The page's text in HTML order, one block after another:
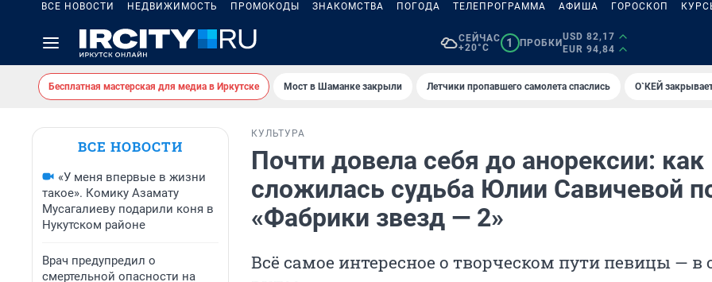
ВСЕ НОВОСТИ НЕДВИЖИМОСТЬ ПРОМОКОДЫ ЗНАКОМСТВА ПОГОДА ТЕЛЕПРОГРАММА АФИША ГОРОСКОП
СЕЙЧАС
+20°C
1 ПРОБКИ
USD 82,17
EUR 94,84
Бесплатная мастерская для медиа в Иркутске Мост в Шаманке закрыли Летчики пропавшего самолета спаслись О`КЕЙ
ВСЕ НОВОСТИ
«У меня впервые в жизни
такое». Комику Азамату
Мусагалиеву подарили коня в
Нукутском районе
Врач предупредил о
смертельной опасности на
КУЛЬТУРА
Почти довела себя до анорексии: как
сложилась судьба Юлии Савичевой
«Фабрики звезд — 2»
Всё самое интересное о творческом пути певицы — в